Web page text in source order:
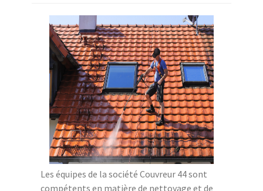
Les équipes de la société Couvreur 44 sont
compétents en matière de nettoyage et de